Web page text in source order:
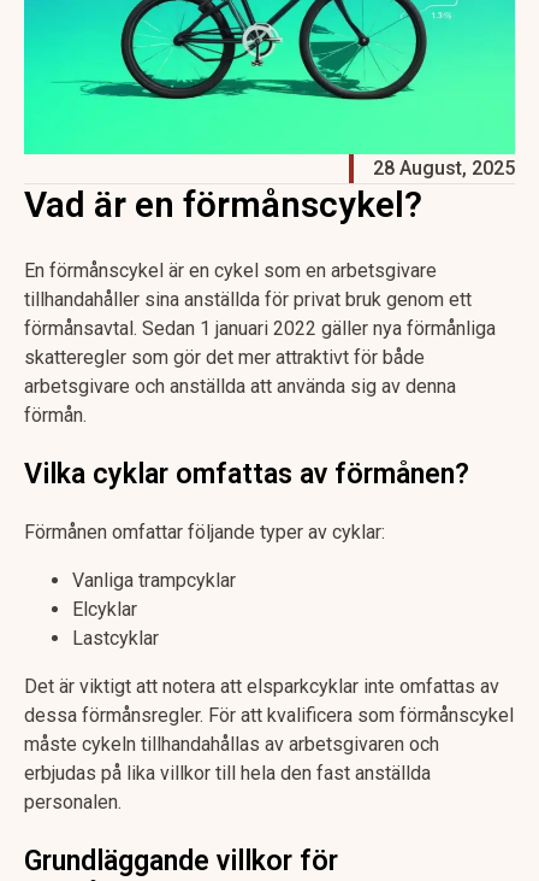
28 August, 2025
Vad är en förmånscykel?
En förmånscykel är en cykel som en arbetsgivare
tillhandahåller sina anställda för privat bruk genom ett
förmånsavtal. Sedan 1 januari 2022 gäller nya förmånliga
skatteregler som gör det mer attraktivt för både
arbetsgivare och anställda att använda sig av denna
förmån.
Vilka cyklar omfattas av förmånen?
Förmånen omfattar följande typer av cyklar:
Vanliga trampcyklar
Elcyklar
Lastcyklar
Det är viktigt att notera att elsparkcyklar inte omfattas av
dessa förmånsregler. För att kvalificera som förmånscykel
måste cykeln tillhandahållas av arbetsgivaren och
erbjudas på lika villkor till hela den fast anställda
personalen.
Grundläggande villkor för